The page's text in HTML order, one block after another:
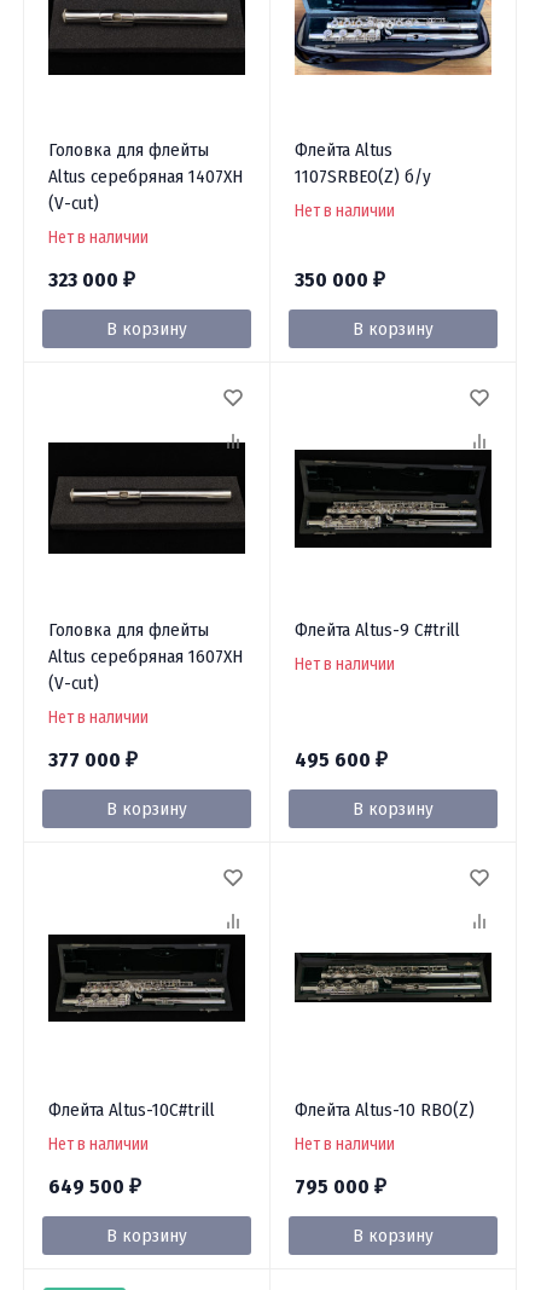
Головка для флейты
Altus серебряная 1407XH
(V-cut)
Нет в наличии
323 000 ₽
В корзину
Флейта Altus
1107SRBEO(Z) б/у
Нет в наличии
350 000 ₽
В корзину
Головка для флейты
Altus серебряная 1607XH
(V-cut)
Нет в наличии
377 000 ₽
В корзину
Флейта Altus-9 C#trill
Нет в наличии
495 600 ₽
В корзину
Флейта Altus-10C#trill
Нет в наличии
649 500 ₽
В корзину
Флейта Altus-10 RBO(Z)
Нет в наличии
795 000 ₽
В корзину